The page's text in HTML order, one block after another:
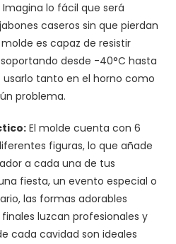
lo fácil que será
caseros sin que pierdan
es capaz de resistir
desde -40°C hasta
usarlo tanto en el horno como
problema.
El molde cuenta con 6
figuras, lo que añade
a cada una de tus
fiesta, un evento especial o
las formas adorables
luzcan profesionales y
cada cavidad son ideales